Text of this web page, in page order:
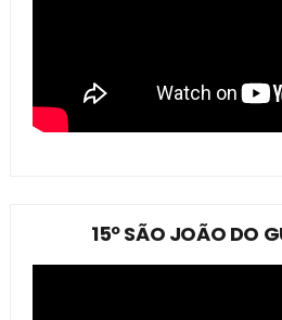
15º SÃO JOÃO DO